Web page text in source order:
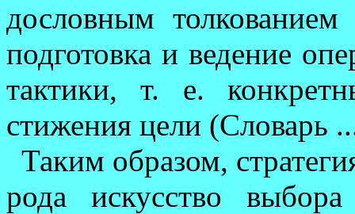
дословным
подготовка и ведение
тактики, т. е.
стижения цели (Сло­варь
Таким образом,
рода искусство